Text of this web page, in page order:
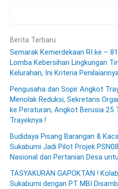
Berita Terbaru
Semarak Kemerdekaan RI ke –
Lomba Kebersihan Lingkungan
Kelurahan, Ini Kriteria
Pengusaha dan Sopir Angkot
Menolak Reduksi, Sekretaris
ke Peraturan, Angkot Berusia 25
Trayeknya !
Budidaya Pisang Barangan &
Sukabumi Jadi Pilot Projek
Nasional dari Pertanian Desa
TASYAKURAN GAPOKTAN !
Sukabumi dengan PT MBI